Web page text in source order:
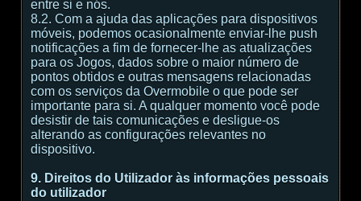
entre si e nós.
8.2. Com a ajuda das aplicações para dispositivos
móveis, podemos ocasionalmente enviar-lhe push
notificações a fim de fornecer-lhe as atualizações
para os Jogos, dados sobre o maior número de
pontos obtidos e outras mensagens relacionadas
com os serviços da Overmobile o que pode ser
importante para si. A qualquer momento você pode
desistir de tais comunicações e desligue-os
alterando as configurações relevantes no
dispositivo.
9. Direitos do Utilizador às informações pessoais
do utilizador